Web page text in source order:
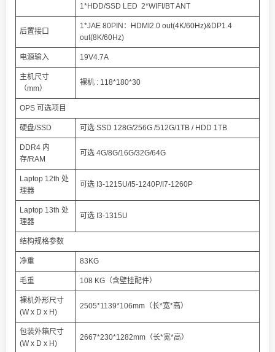
1*HDD/SSD LED 2*WIFI/BT ANT
后置接口
1*JAE 80PIN：HDMI2.0 out(4K/60Hz)&DP1.4
out(8K/60Hz)
电源输入 19V4.7A
主机尺寸
（mm）
裸机 : 118*180*30
OPS 可选项目
硬盘/SSD 可选 SSD 128G/256G /512G/1TB / HDD 1TB
DDR4 内
存/RAM
可选 4G/8G/16G/32G/64G
Laptop 12th 处
理器
可选 I3-1215U/I5-1240P/I7-1260P
Laptop 13th 处
理器
可选 I3-1315U
结构规格参数
净重 83KG
毛重 108 KG（含壁挂配件）
裸机外形尺寸
(W x D x H)
2505*1139*106mm（长*宽*高）
包装外箱尺寸
(W x D x H)
2667*230*1282mm（长*宽*高）